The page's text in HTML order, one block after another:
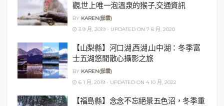
觀,世上唯一泡溫泉的猴子,交通資訊
BY KAREN(茄雲)
3 9 月, 2019 - UPDATED ON 7 8 月, 2020
【山梨縣】河口湖,西湖,山中湖：冬季富
士五湖悠閒散心攝影之旅
BY KAREN(茄雲)
6 1 月, 2019 - UPDATED ON 4 10 月, 2022
【福島縣】念念不忘絕景五色沼，冬季重